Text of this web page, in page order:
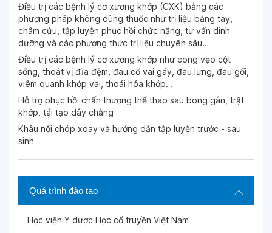
Điều trị các bệnh lý cơ xương khớp (CXK) bằng các
phương pháp không dùng thuốc như trị liệu bằng tay,
châm cứu, tập luyện phục hồi chức năng, tư vấn dinh
dưỡng và các phương thức trị liệu chuyên sâu…
Điều trị các bệnh lý cơ xương khớp như cong vẹo cột
sống, thoát vị đĩa đệm, đau cổ vai gáy, đau lưng, đau gối,
viêm quanh khớp vai, thoái hóa khớp…
Hỗ trợ phục hồi chấn thương thể thao sau bong gân, trật
khớp, tái tạo dây chằng
Khâu nối chóp xoay và hướng dẫn tập luyện trước - sau
sinh
Quá trình đào tạo
Học viện Y dược Học cổ truyền Việt Nam